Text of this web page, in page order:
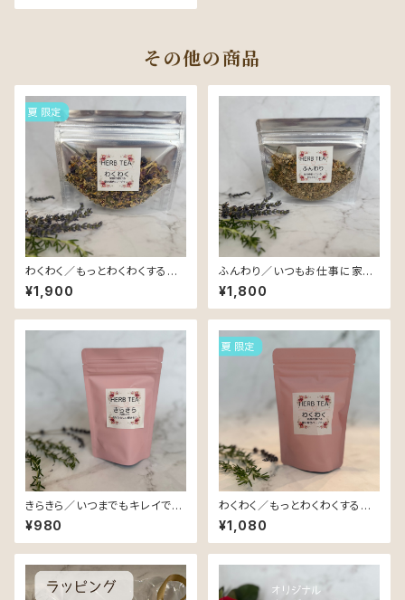
その他の商品
わくわく／もっとわくわくする夏
を過ごしたいあなたに♡
¥1,900
ふんわり／いつもお仕事に家事
に育児にと頑張っているあなた
に♡
¥1,800
きらきら／いつまでもキレイでき
らきらと輝いていたいあなたに
♡
¥980
わくわく／もっとわくわくする夏
を過ごしたいあなたに♡
¥1,080